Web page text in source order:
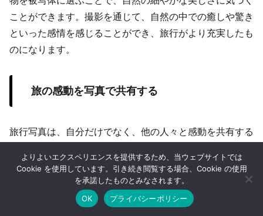
ことができます。撮影を通じて、自然の中での癒しや驚き
といった感情を感じることができ、旅行がより充実したも
のになります。
旅の感動を写真で共有する
旅行写真は、自分だけでなく、他の人々と感動を共有する
先での写真を発信することで、多くの人にその魅力を伝え
ることができます。また、家族や友人に写真を見せること
で、旅先での出来事やエピソードを共有することができま
シェア 目次へ トップ
よりよいエクスペリエンスを提供するため、当ウェブサイトでは
Cookie を使用しています。引き続き閲覧する場合、Cookie の使用
を承諾したものとみなされます。
OK
プライバシーポリシー